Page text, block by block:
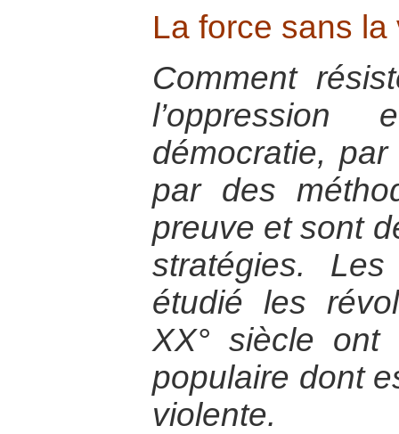
La force sans la
Comment
démocratie,
par des
preuve et sont
stratégies.
étudié les
XX° siècle ont
populaire dont
violente.